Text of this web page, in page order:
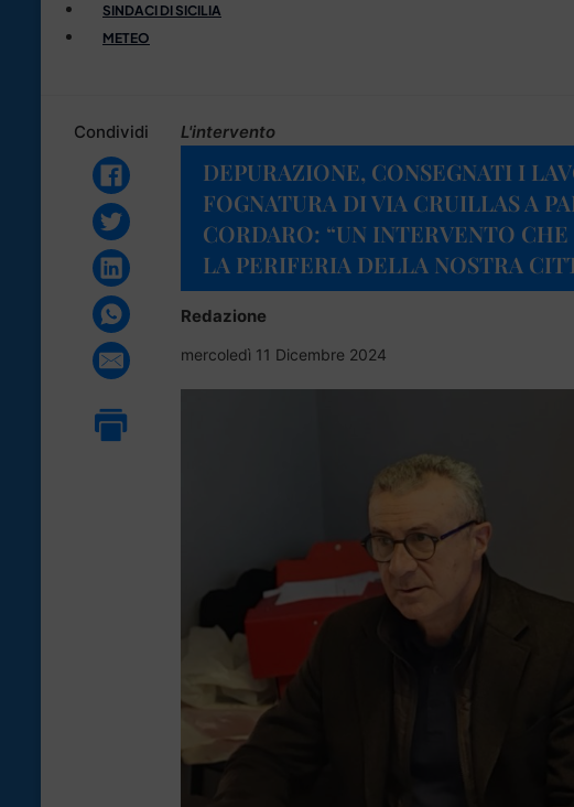
SINDACI DI SICILIA
METEO
Condividi L'intervento
DEPURAZIONE, CONSEGNATI I
FOGNATURA DI VIA CRUILLAS A
CORDARO: “UN INTERVENTO
LA PERIFERIA DELLA NOSTRA
Redazione
mercoledì 11 Dicembre 2024